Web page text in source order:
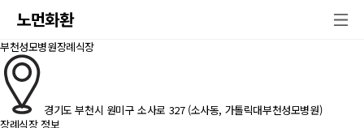
노먼화환
부천성모병원장례식장
경기도 부천시 원미구 소사로 327 (소사동, 가톨릭대부천성모병원)
장례식장 정보